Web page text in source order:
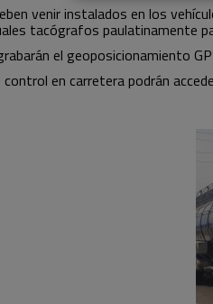
venir instalados en los
tacógrafos paulatinamente
el geoposicionamiento
en carretera podrán